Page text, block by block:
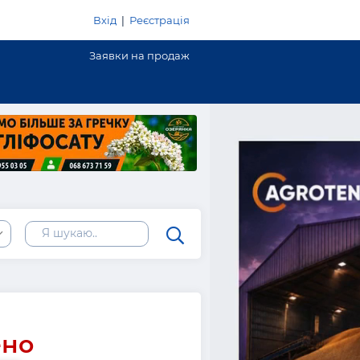
Вхід | Реєстрація
Заявки на продаж